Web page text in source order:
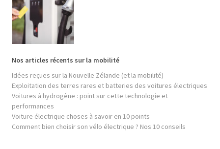
Nos articles récents sur la mobilité
Idées reçues sur la Nouvelle Zélande (et la mobilité)
Exploitation des terres rares et batteries des voitures électriques
Voitures à hydrogène : point sur cette technologie et
performances
Voiture électrique choses à savoir en 10 points
Comment bien choisir son vélo électrique ? Nos 10 conseils